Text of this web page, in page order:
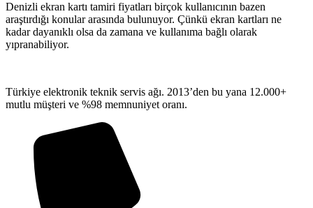
Denizli ekran kartı tamiri fiyatları birçok kullanıcının bazen
araştırdığı konular arasında bulunuyor. Çünkü ekran kartları ne
kadar dayanıklı olsa da zamana ve kullanıma bağlı olarak
yıpranabiliyor.
Türkiye elektronik teknik servis ağı. 2013’den bu yana 12.000+
mutlu müşteri ve %98 memnuniyet oranı.